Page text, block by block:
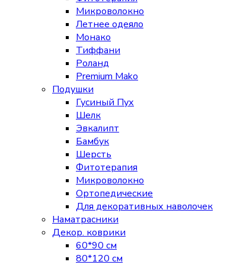
Микроволокно
Летнее одеяло
Монако
Тиффани
Роланд
Premium Mako
Подушки
Гусиный Пух
Шелк
Эвкалипт
Бамбук
Шерсть
Фитотерапия
Микроволокно
Ортопедические
Для декоративных наволочек
Наматрасники
Декор. коврики
60*90 см
80*120 см